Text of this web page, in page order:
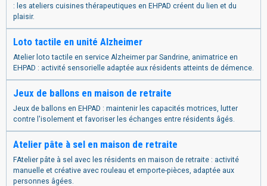
: les ateliers cuisines thérapeutiques en EHPAD créent du lien et du
plaisir.
Loto tactile en unité Alzheimer
Atelier loto tactile en service Alzheimer par Sandrine, animatrice en
EHPAD : activité sensorielle adaptée aux résidents atteints de démence.
Jeux de ballons en maison de retraite
Jeux de ballons en EHPAD : maintenir les capacités motrices, lutter
contre l'isolement et favoriser les échanges entre résidents âgés.
Atelier pâte à sel en maison de retraite
FAtelier pâte à sel avec les résidents en maison de retraite : activité
manuelle et créative avec rouleau et emporte-pièces, adaptée aux
personnes âgées.